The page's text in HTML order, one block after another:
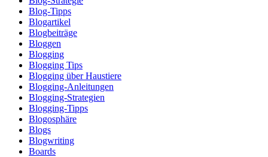
Blog-Tipps
Blogartikel
Blogbeiträge
Bloggen
Blogging
Blogging Tips
Blogging über Haustiere
Blogging-Anleitungen
Blogging-Strategien
Blogging-Tipps
Blogosphäre
Blogs
Blogwriting
Boards